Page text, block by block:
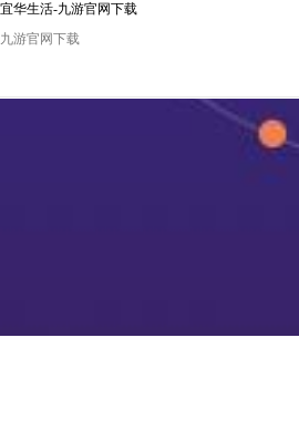
宜华生活-九游官网下载
九游官网下载